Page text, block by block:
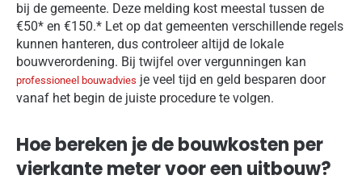
bij de gemeente. Deze melding kost meestal tussen de
€50* en €150.* Let op dat gemeenten verschillende regels
kunnen hanteren, dus controleer altijd de lokale
bouwverordening. Bij twijfel over vergunningen kan
professioneel bouwadvies je veel tijd en geld besparen door
vanaf het begin de juiste procedure te volgen.
Hoe bereken je de bouwkosten per
vierkante meter voor een uitbouw?